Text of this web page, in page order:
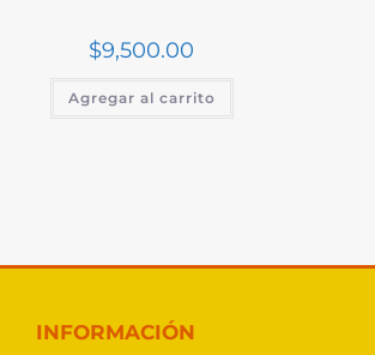
$9,500.00
Agregar al carrito
INFORMACIÓN